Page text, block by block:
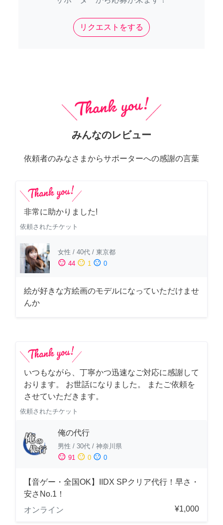
リクエストをする
みんなのレビュー
依頼者のみなさまからサポーターへの感謝の言葉
非常に助かりました!
依頼されたチケット
女性 / 40代 / 東京都
sentiment_satisfied 44 sentiment_neutral 1 sentiment_dissatisfied 0
絵が好きな方絵画のモデルになっていただけませ
んか
いつもながら、丁寧かつ迅速なご対応に感謝して
おります。 お世話になりました。 またご依頼を
させていただきます。
依頼されたチケット
俺の代行
男性 / 30代 / 神奈川県
sentiment_satisfied 91 sentiment_neutral 0 sentiment_dissatisfied 0
【音ゲー・全国OK】IIDX SPクリア代行！早さ・
安さNo.1！
オンライン
¥1,000